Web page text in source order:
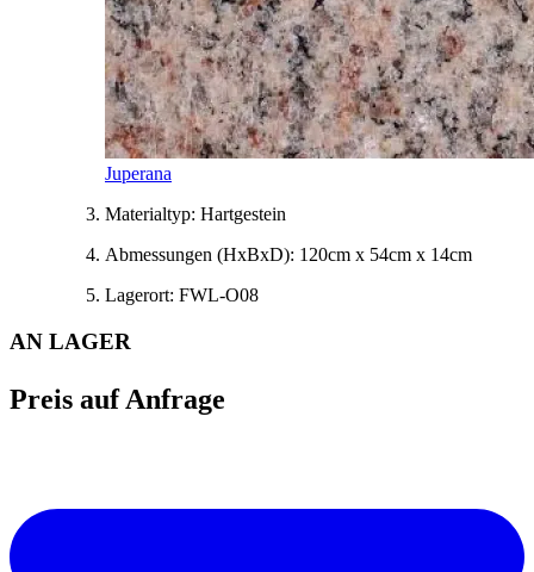
Juperana
Materialtyp: Hartgestein
Abmessungen (HxBxD): 120cm x 54cm x 14cm
Lagerort: FWL-O08
AN LAGER
Preis auf Anfrage